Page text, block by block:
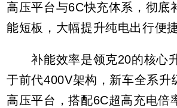
高压平台与6C快充体系，彻底
能短板，大幅提升纯电出行便捷
补能效率是领克20的核心
于前代400V架构，新车全系升
高压平台，搭配6C超高充电倍